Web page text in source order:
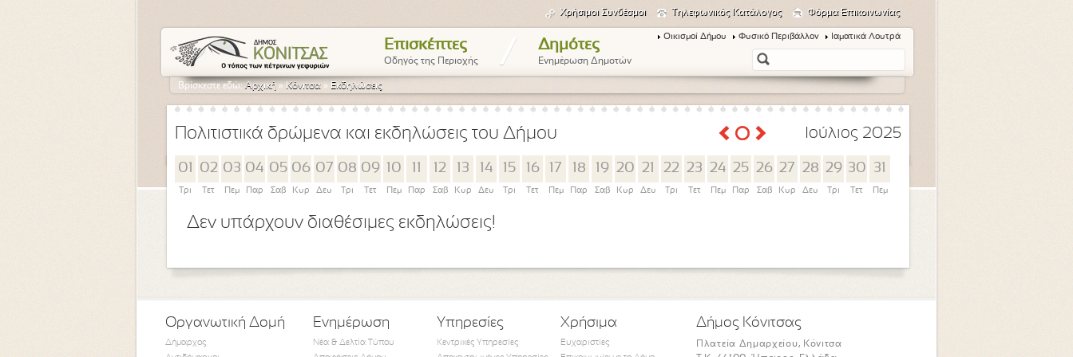
Χρήσιμοι Συνδέσμοι Τηλεφωνικός Κατάλογος Φόρμα Επικοινωνίας
Επισκέπτες
Οδηγός της Περιοχής / Δημότες
Ενημέρωση Δημοτών
Οικισμοί Δήμου Φυσικό Περιβάλλον Ιαματικά Λουτρά
Βρίσκεστε εδώ:Αρχική » Κόνιτσα » Εκδηλώσεις
Πολιτιστικά δρώμενα και εκδηλώσεις του Δήμου Ιούλιος 2025
01
Τρι
02
Τετ
03
Πεμ
04
Παρ
05
Σαβ
06
Κυρ
07
Δευ
08
Τρι
09
Τετ
10
Πεμ Παρ
12
Σαβ
13
Κυρ
14
Δευ
15
Τρι
16
Τετ
17
Πεμ
18
Παρ
19
Σαβ
20
Κυρ
21
Δευ
22
Τρι
23
Τετ
24
Πεμ
25
Παρ
26
Σαβ
27
Κυρ
28
Δευ
29
Τρι
30
Τετ
31
Πεμ
Δεν υπάρχουν διαθέσιμες εκδηλώσεις!
Οργανωτική Δομή
Δήμαρχος
Ενημέρωση
Νέα & Δελτία Τύπου
Υπηρεσίες
Κεντρικές Υπηρεσίες
Χρήσιμα
Ευχαριστίες
Δήμος Κόνιτσας
Πλατεία Δημαρχείου, Κόνιτσα